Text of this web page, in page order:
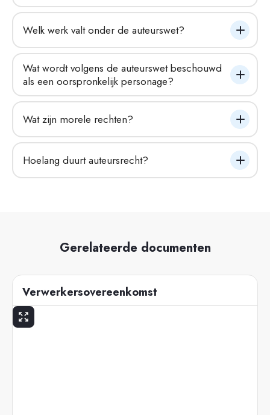
Welk werk valt onder de auteurswet?
Wat wordt volgens de auteurswet beschouwd
als een oorspronkelijk personage?
Wat zijn morele rechten?
Hoelang duurt auteursrecht?
Gerelateerde documenten
Verwerkersovereenkomst